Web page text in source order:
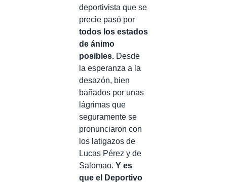
deportivista que se
precie pasó por
todos los estados
de ánimo
posibles. Desde
la esperanza a la
desazón, bien
bañados por unas
lágrimas que
seguramente se
pronunciaron con
los latigazos de
Lucas Pérez y de
Salomao. Y es
que el Deportivo